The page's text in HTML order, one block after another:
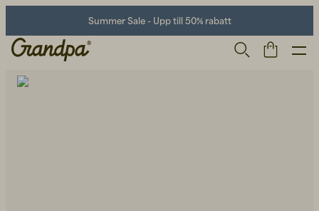
Summer Sale - Upp till 50% rabatt